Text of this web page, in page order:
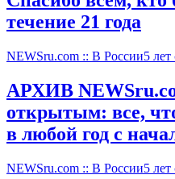
течение 21 года
NEWSru.com :: В России5 лет
АРХИВ
открытым: все,
в любой год с
NEWSru.com :: В России5 лет